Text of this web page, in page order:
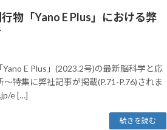
物「Yano E Plus」における弊
E Plus」(2023.2号)の最新脳科学と応
特集に弊社記事が掲載(P.71-P.76)されま
e […]
続きを読む